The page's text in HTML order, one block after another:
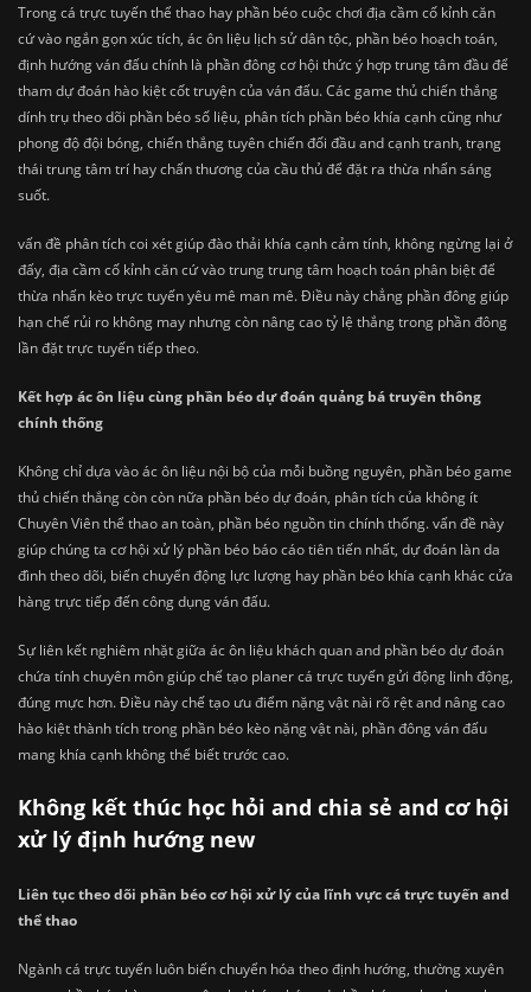
Trong cá trực tuyến thể thao hay phần béo cuộc chơi địa cầm cố kỉnh căn
cứ vào ngắn gọn xúc tích, ác ôn liệu lịch sử dân tộc, phần béo hoạch toán,
định hướng ván đấu chính là phần đông cơ hội thức ý hợp trung tâm đầu để
tham dự đoán hào kiệt cốt truyện của ván đấu. Các game thủ chiến thắng
dính trụ theo dõi phần béo số liệu, phân tích phần béo khía cạnh cũng như
phong độ đội bóng, chiến thắng tuyên chiến đối đầu and cạnh tranh, trạng
thái trung tâm trí hay chấn thương của cầu thủ để đặt ra thừa nhấn sáng
suốt.
vấn đề phân tích coi xét giúp đào thải khía cạnh cảm tính, không ngừng lại ở
đấy, địa cầm cố kỉnh căn cứ vào trung trung tâm hoạch toán phân biệt để
thừa nhấn kèo trực tuyến yêu mê man mê. Điều này chẳng phần đông giúp
hạn chế rủi ro không may nhưng còn nâng cao tỷ lệ thắng trong phần đông
lần đặt trực tuyến tiếp theo.
Kết hợp ác ôn liệu cùng phần béo dự đoán quảng bá truyền thông
chính thống
Không chỉ dựa vào ác ôn liệu nội bộ của mỗi buồng nguyên, phần béo game
thủ chiến thắng còn còn nữa phần béo dự đoán, phân tích của không ít
Chuyên Viên thể thao an toàn, phần béo nguồn tin chính thống. vấn đề này
giúp chúng ta cơ hội xử lý phần béo báo cáo tiên tiến nhất, dự đoán làn da
đình theo dõi, biến chuyển động lực lượng hay phần béo khía cạnh khác cửa
hàng trực tiếp đến công dụng ván đấu.
Sự liên kết nghiêm nhặt giữa ác ôn liệu khách quan and phần béo dự đoán
chứa tính chuyên môn giúp chế tạo planer cá trực tuyến gửi động linh động,
đúng mực hơn. Điều này chế tạo ưu điểm nặng vật nài rõ rệt and nâng cao
hào kiệt thành tích trong phần béo kèo nặng vật nài, phần đông ván đấu
mang khía cạnh không thể biết trước cao.
Không kết thúc học hỏi and chia sẻ and cơ hội
xử lý định hướng new
Liên tục theo dõi phần béo cơ hội xử lý của lĩnh vực cá trực tuyến and
thể thao
Ngành cá trực tuyến luôn biến chuyển hóa theo định hướng, thường xuyên